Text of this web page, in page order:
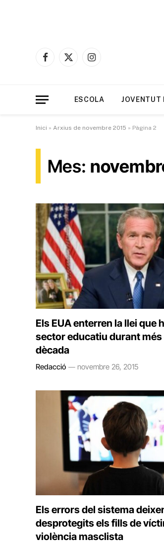
Facebook
X
Instagram
ESCOLA JOVENTUT
Inici » Arxius de novembre 2015 » Pàgina 2
Mes:
Els EUA enterren la llei que
sector educatiu durant més
dècada
Redacció novembre 26, 2015
Els errors del sistema
desprotegits els fills de
violència masclista